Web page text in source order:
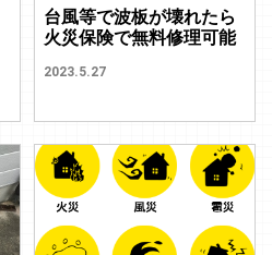
台風等で波板が壊れたら
火災保険で無料修理可能
2023.5.27